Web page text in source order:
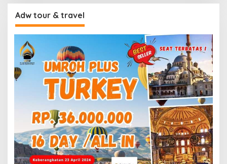
Adw tour & travel